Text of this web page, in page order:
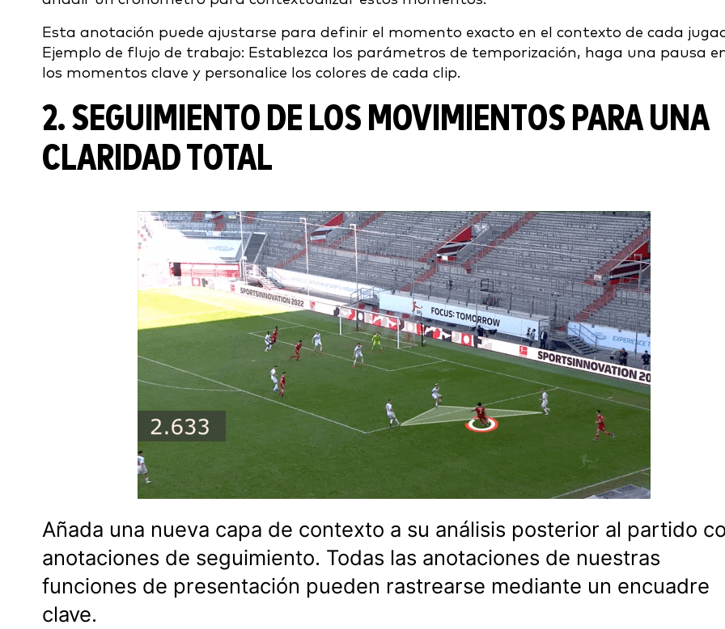
Esta anotación puede ajustarse para definir el momento exacto en el contexto de cada
Ejemplo de flujo de trabajo: Establezca los parámetros de temporización, haga una pausa
los momentos clave y personalice los colores de cada clip.
2. SEGUIMIENTO DE LOS MOVIMIENTOS PARA UNA
CLARIDAD TOTAL
Añada una nueva capa de contexto a su análisis posterior al partido
anotaciones de seguimiento. Todas las anotaciones de nuestras
funciones de presentación pueden rastrearse mediante un encuadre
clave.